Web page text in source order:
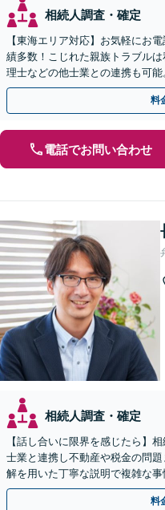
相続人調査・確定
【東海エリア対応】お気軽にお
績多数！こじれた親族トラブル
理士などの他士業との連携も可
間・休日面談可】【完全個室・
料
電話でお問い合わせ
相続人調査・確定
【話し合いに限界を感じたら】
士業と連携し不動産や税金の問
解を用いた丁寧な説明で複雑な
満な解決へ導きます。【東海エ
料